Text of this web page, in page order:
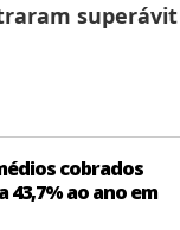
superávit
cobrados
43,7% ao ano em